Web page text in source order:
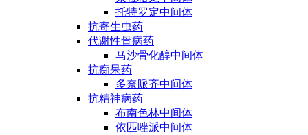
托特罗定中间体
抗寄生虫药
代谢性骨病药
马沙骨化醇中间体
抗痴呆药
多奈哌齐中间体
抗精神病药
布南色林中间体
依匹唑派中间体